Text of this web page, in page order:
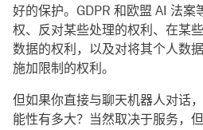
好的保护。GDPR 和欧盟 AI 法
权、反对某些处理的权利、在某
数据的权利，以及对将其个人数
施加限制的权利。
但如果你直接与聊天机器人对话
能性有多大？当然取决于服务，